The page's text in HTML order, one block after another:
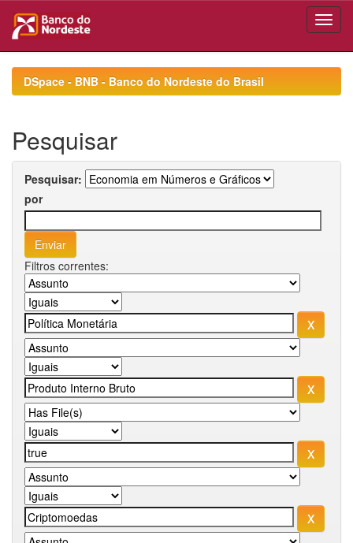
navigationDSpace - BNB - Banco do Nordeste do Brasil
Pesquisar
Pesquisar:
por
Filtros correntes: